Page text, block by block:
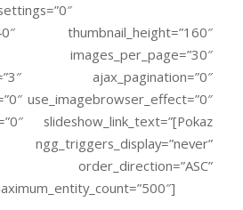
thumbnail_height=”160″
images_per_page=”30″
ajax_pagination=”0″
use_imagebrowser_effect=”0″
slideshow_link_text=”[Pokaz
order_direction=”ASC”